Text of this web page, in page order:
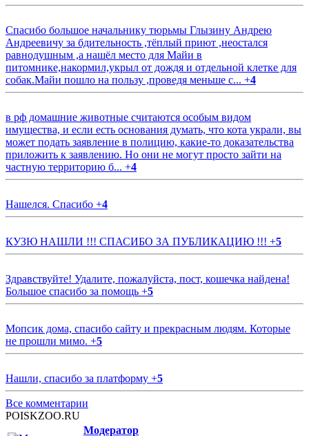
Спасибо большое начальнику тюрьмы Глызину Андрею
Андреевичу за бдительность ,тёплый приют ,неостался
равнодушным ,а нашёл место для Майи в
питомнике,накормил,укрыл от дождя и отдельной клетке для
собак.Майи пошло на пользу ,проведя меньше с... +4
в рф домашние животные считаются особым видом
имущества, и если есть основания думать, что кота украли, вы
может подать заявление в полицию, какие-то доказательства
приложить к заявлению. Но они не могут просто зайти на
частную территорию б... +4
Нашелся. Спасибо +4
КУЗЮ НАШЛИ !!! СПАСИБО ЗА ПУБЛИКАЦИЮ !!! +5
Здравствуйте! Удалите, пожалуйста, пост, кошечка найдена!
Большое спасибо за помощь +5
Мопсик дома, спасибо сайту и прекрасным людям. Которые
не прошли мимо. +5
Нашли, спасибо за платформу +5
Все комментарии
POISKZOO.RU
Модератор